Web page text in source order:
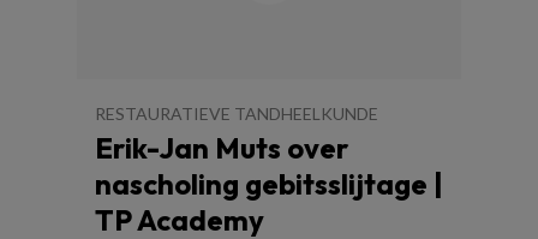
RESTAURATIEVE TANDHEELKUNDE
Erik-Jan Muts over
nascholing gebitsslijtage |
TP Academy